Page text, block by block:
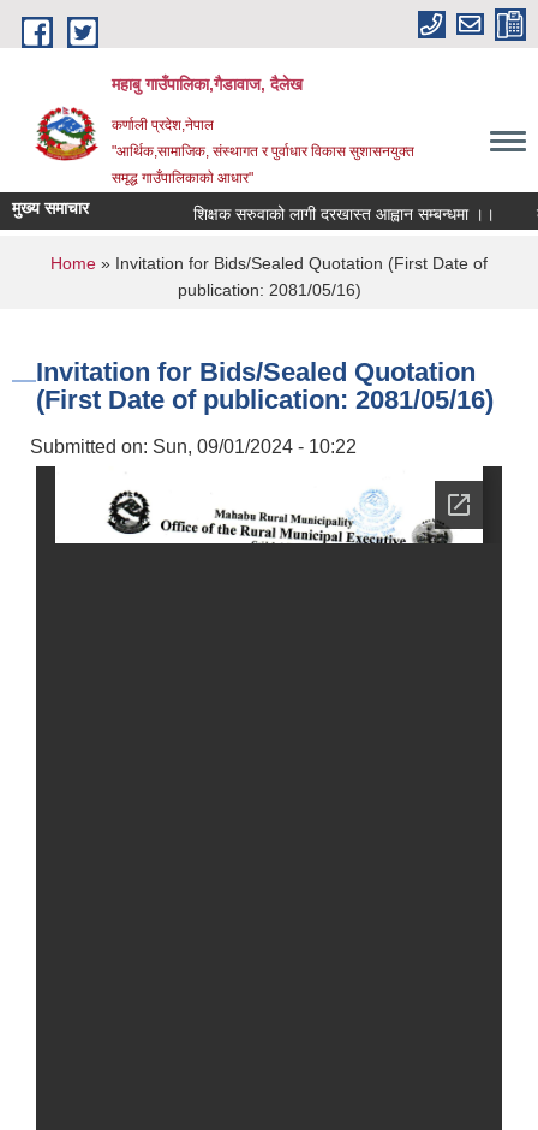
Skip to main content
महाबु गाउँपालिका,गैडावाज, दैलेख
कर्णाली प्रदेश,नेपाल
"आर्थिक,सामाजिक, संस्थागत र पुर्वाधार विकास सुशासनयुक्त
समृद्ध गाउँपालिकाकाे आधार"
मुख्य समाचार शिक्षक सरुवाको लागी दरखास्त आह्वान सम्बन्धमा ।।
You are here
Home » Invitation for Bids/Sealed Quotation (First Date of
publication: 2081/05/16)
Invitation for Bids/Sealed Quotation
(First Date of publication: 2081/05/16)
Submitted on: Sun, 09/01/2024 - 10:22